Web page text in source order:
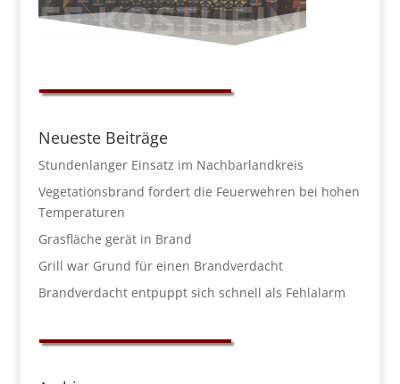
Neueste Beiträge
Stundenlanger Einsatz im Nachbarlandkreis
Vegetationsbrand fordert die Feuerwehren bei hohen
Temperaturen
Grasfläche gerät in Brand
Grill war Grund für einen Brandverdacht
Brandverdacht entpuppt sich schnell als Fehlalarm